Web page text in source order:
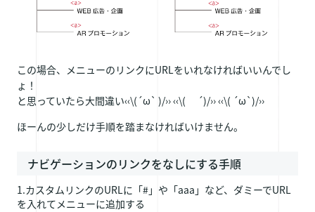
この場合、メニューのリンクにURLをいれなければいいんでし
ょ！
と思っていたら大間違い‹‹\(´ω` )/›› ‹‹\( ´)/›› ‹‹\( ´ω`)/››
ほーんの少しだけ手順を踏まなければいけません。
ナビゲーションのリンクをなしにする手順
1.カスタムリンクのURLに「#」や「aaa」など、ダミーでURL
を入れてメニューに追加する